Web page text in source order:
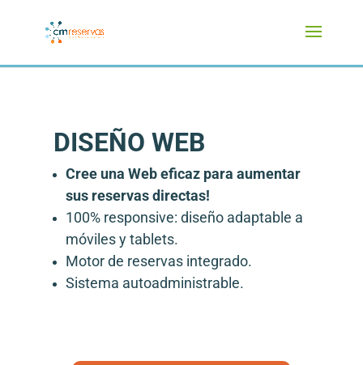
DISEÑO WEB
Cree una Web eficaz para aumentar
sus reservas directas!
100% responsive: diseño adaptable a
móviles y tablets.
Motor de reservas integrado.
Sistema autoadministrable.